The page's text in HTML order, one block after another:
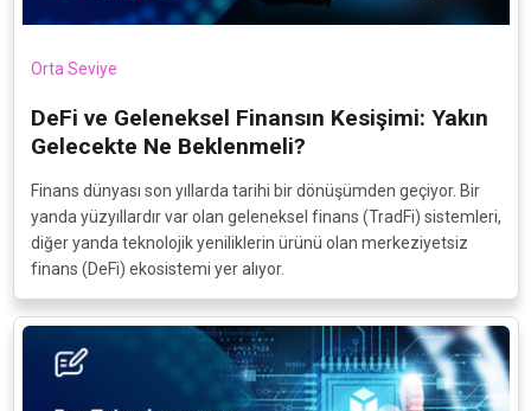
Orta Seviye
DeFi ve Geleneksel Finansın Kesişimi: Yakın
Gelecekte Ne Beklenmeli?
Finans dünyası son yıllarda tarihi bir dönüşümden geçiyor. Bir
yanda yüzyıllardır var olan geleneksel finans (TradFi) sistemleri,
diğer yanda teknolojik yeniliklerin ürünü olan merkeziyetsiz
finans (DeFi) ekosistemi yer alıyor.